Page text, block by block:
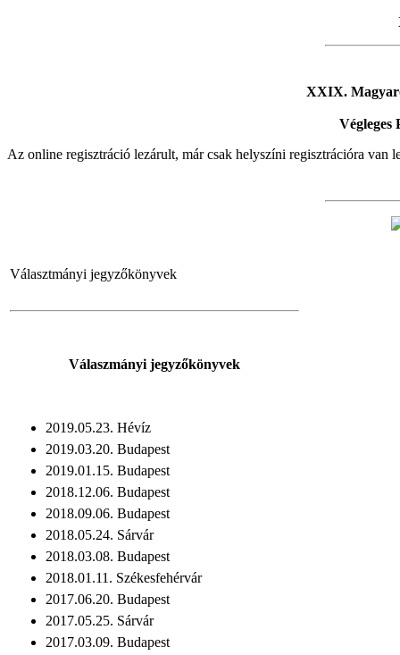
XXIX.
Végleges
Az online regisztráció lezárult, már csak helyszíni regisztrációra van
Választmányi jegyzőkönyvek
Válaszmányi jegyzőkönyvek
2019.05.23. Hévíz
2019.03.20. Budapest
2019.01.15. Budapest
2018.12.06. Budapest
2018.09.06. Budapest
2018.05.24. Sárvár
2018.03.08. Budapest
2018.01.11. Székesfehérvár
2017.06.20. Budapest
2017.05.25. Sárvár
2017.03.09. Budapest